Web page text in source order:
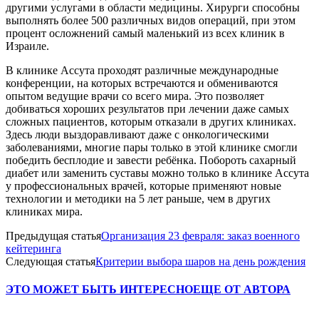
другими услугами в области медицины. Хирурги способны
выполнять более 500 различных видов операций, при этом
процент осложнений самый маленький из всех клиник в
Израиле.
В клинике Ассута проходят различные международные
конференции, на которых встречаются и обмениваются
опытом ведущие врачи со всего мира. Это позволяет
добиваться хороших результатов при лечении даже самых
сложных пациентов, которым отказали в других клиниках.
Здесь люди выздоравливают даже с онкологическими
заболеваниями, многие пары только в этой клинике смогли
победить бесплодие и завести ребёнка. Побороть сахарный
диабет или заменить суставы можно только в клинике Ассута
у профессиональных врачей, которые применяют новые
технологии и методики на 5 лет раньше, чем в других
клиниках мира.
Предыдущая статьяОрганизация 23 февраля: заказ военного
кейтеринга
Следующая статьяКритерии выбора шаров на день рождения
ЭТО МОЖЕТ БЫТЬ ИНТЕРЕСНОЕЩЕ ОТ АВТОРА